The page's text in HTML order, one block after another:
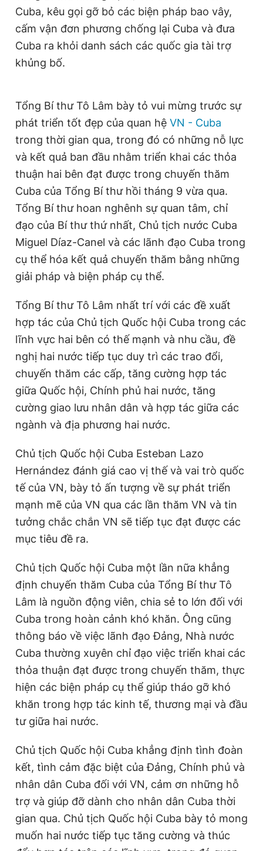
Cuba, kêu gọi gỡ bỏ các biện pháp bao vây,
cấm vận đơn phương chống lại Cuba và đưa
Cuba ra khỏi danh sách các quốc gia tài trợ
khủng bố.
Tổng Bí thư Tô Lâm bày tỏ vui mừng trước sự
phát triển tốt đẹp của quan hệ VN - Cuba
trong thời gian qua, trong đó có những nỗ lực
và kết quả ban đầu nhằm triển khai các thỏa
thuận hai bên đạt được trong chuyến thăm
Cuba của Tổng Bí thư hồi tháng 9 vừa qua.
Tổng Bí thư hoan nghênh sự quan tâm, chỉ
đạo của Bí thư thứ nhất, Chủ tịch nước Cuba
Miguel Díaz-Canel và các lãnh đạo Cuba trong
cụ thể hóa kết quả chuyến thăm bằng những
giải pháp và biện pháp cụ thể.
Tổng Bí thư Tô Lâm nhất trí với các đề xuất
hợp tác của Chủ tịch Quốc hội Cuba trong các
lĩnh vực hai bên có thế mạnh và nhu cầu, đề
nghị hai nước tiếp tục duy trì các trao đổi,
chuyến thăm các cấp, tăng cường hợp tác
giữa Quốc hội, Chính phủ hai nước, tăng
cường giao lưu nhân dân và hợp tác giữa các
ngành và địa phương hai nước.
Chủ tịch Quốc hội Cuba Esteban Lazo
Hernández đánh giá cao vị thế và vai trò quốc
tế của VN, bày tỏ ấn tượng về sự phát triển
mạnh mẽ của VN qua các lần thăm VN và tin
tưởng chắc chắn VN sẽ tiếp tục đạt được các
mục tiêu đề ra.
Chủ tịch Quốc hội Cuba một lần nữa khẳng
định chuyến thăm Cuba của Tổng Bí thư Tô
Lâm là nguồn động viên, chia sẻ to lớn đối với
Cuba trong hoàn cảnh khó khăn. Ông cũng
thông báo về việc lãnh đạo Đảng, Nhà nước
Cuba thường xuyên chỉ đạo việc triển khai các
thỏa thuận đạt được trong chuyến thăm, thực
hiện các biện pháp cụ thể giúp tháo gỡ khó
khăn trong hợp tác kinh tế, thương mại và đầu
tư giữa hai nước.
Chủ tịch Quốc hội Cuba khẳng định tình đoàn
kết, tình cảm đặc biệt của Đảng, Chính phủ và
nhân dân Cuba đối với VN, cảm ơn những hỗ
trợ và giúp đỡ dành cho nhân dân Cuba thời
gian qua. Chủ tịch Quốc hội Cuba bày tỏ mong
muốn hai nước tiếp tục tăng cường và thúc